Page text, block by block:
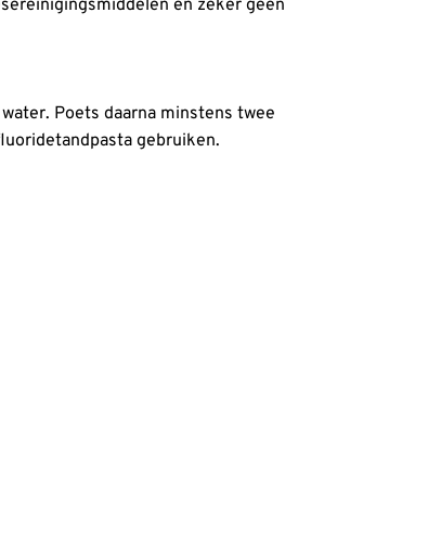
en zeker geen
Poets daarna minstens twee
gebruiken.